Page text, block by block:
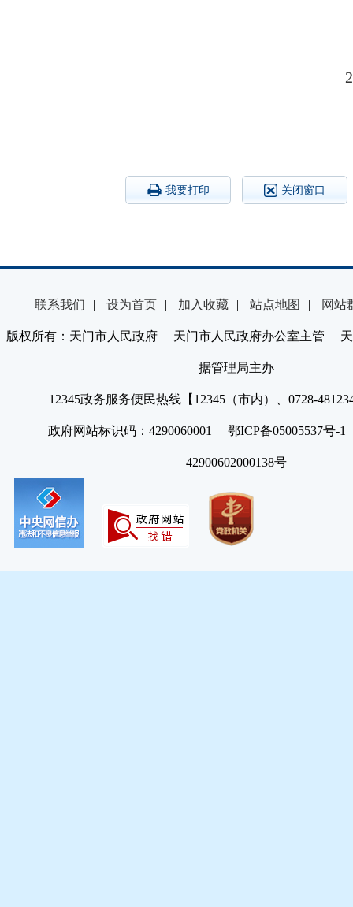
我要打印 关闭窗口
联系我们 | 设为首页 | 加入收藏 | 站点地图 | 网站
版权所有：天门市人民政府 天门市人民政府办公室主管 天
据管理局主办
12345政务服务便民热线【12345（市内）、0728-
政府网站标识码：4290060001 鄂ICP备05005537号
42900602000138号